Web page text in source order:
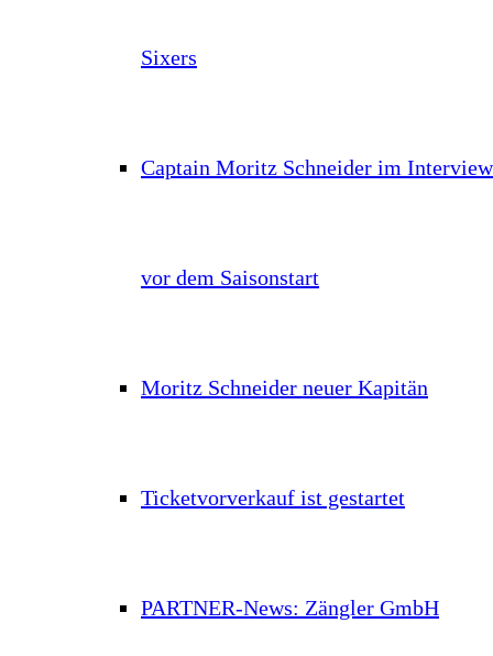
Sixers
Captain Moritz Schneider im Interview
vor dem Saisonstart
Moritz Schneider neuer Kapitän
Ticketvorverkauf ist gestartet
PARTNER-News: Zängler GmbH